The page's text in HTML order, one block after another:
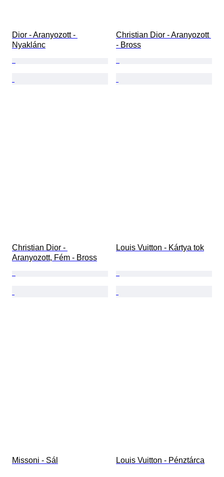
Dior - Aranyozott -
Nyaklánc
Christian Dior - Aranyozott
- Bross
Christian Dior -
Aranyozott, Fém - Bross
Louis Vuitton - Kártya tok
Missoni - Sál Louis Vuitton - Pénztárca